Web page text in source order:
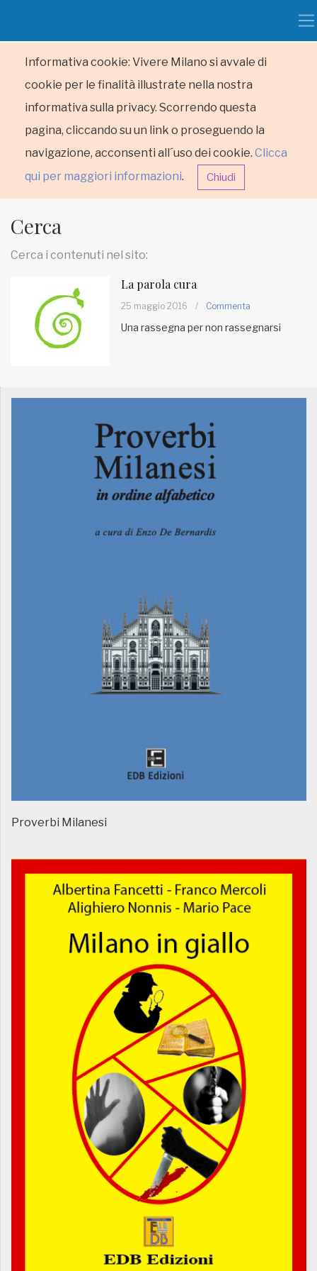
Informativa cookie: Vivere Milano si avvale di
cookie per le finalità illustrate nella nostra
informativa sulla privacy. Scorrendo questa
pagina, cliccando su un link o proseguendo la
navigazione, acconsenti all´uso dei cookie. Clicca
qui per maggiori informazioni. Chiudi
RUBRICHE
MUNICIPI
Inviateci le vostre segnalazioni
Iscriviti alla newsletter
www.viveremilano.info
Fondato e diretto da Enzo De
Imbonati, 89 20159 Milano (Italia)
Cerca
Cerca i contenuti nel sito:
La parola cura
25 maggio 2016 / Commenta
Una rassegna per non rassegnarsi
Proverbi Milanesi